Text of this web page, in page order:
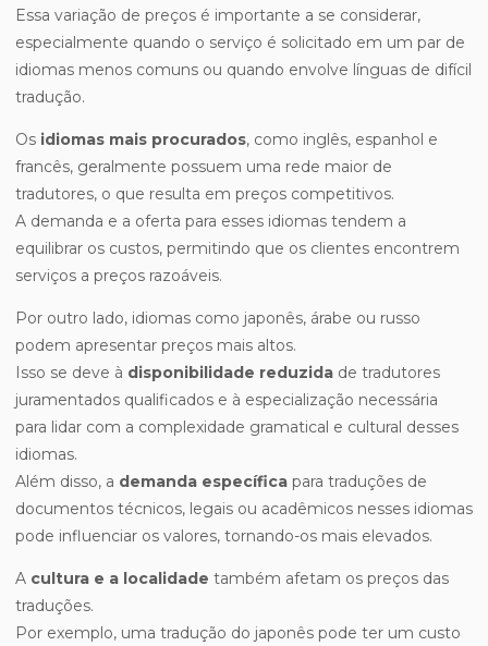
Essa variação de preços é importante a se considerar,
especialmente quando o serviço é solicitado em um par de
idiomas menos comuns ou quando envolve línguas de difícil
tradução.
Os idiomas mais procurados, como inglês, espanhol e
francês, geralmente possuem uma rede maior de
tradutores, o que resulta em preços competitivos.
A demanda e a oferta para esses idiomas tendem a
equilibrar os custos, permitindo que os clientes encontrem
serviços a preços razoáveis.
Por outro lado, idiomas como japonês, árabe ou russo
podem apresentar preços mais altos.
Isso se deve à disponibilidade reduzida de tradutores
juramentados qualificados e à especialização necessária
para lidar com a complexidade gramatical e cultural desses
idiomas.
Além disso, a demanda específica para traduções de
documentos técnicos, legais ou acadêmicos nesses idiomas
pode influenciar os valores, tornando-os mais elevados.
A cultura e a localidade também afetam os preços das
traduções.
Por exemplo, uma tradução do japonês pode ter um custo